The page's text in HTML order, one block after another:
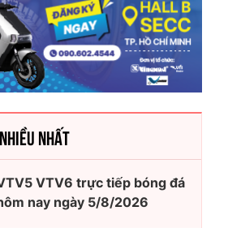
NHẤT
VTV6 trực tiếp bóng đá
nay ngày 5/8/2026